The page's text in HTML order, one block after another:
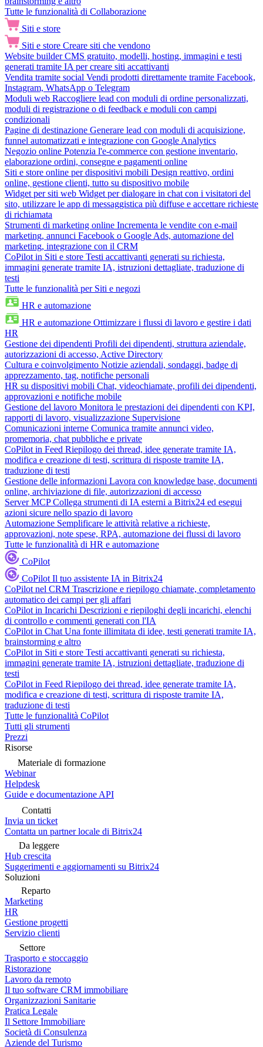
Tutte le funzionalità di Collaborazione
Siti e store
Siti e store Creare siti che vendono
Website builder CMS gratuito, modelli, hosting, immagini e testi
generati tramite IA per creare siti accattivanti
Vendita tramite social Vendi prodotti direttamente tramite Facebook,
Instagram, WhatsApp o Telegram
Moduli web Raccogliere lead con moduli di ordine personalizzati,
moduli di registrazione o di feedback e moduli con campi
condizionali
Pagine di destinazione Generare lead con moduli di acquisizione,
funnel automatizzati e integrazione con Google Analytics
Negozio online Potenzia l'e-commerce con gestione inventario,
elaborazione ordini, consegne e pagamenti online
Siti e store online per dispositivi mobili Design reattivo, ordini
online, gestione clienti, tutto su dispositivo mobile
Widget per siti web Widget per dialogare in chat con i visitatori del
sito, utilizzare le app di messaggistica più diffuse e accettare richieste
di richiamata
Strumenti di marketing online Incrementa le vendite con e-mail
marketing, annunci Facebook o Google Ads, automazione del
marketing, integrazione con il CRM
CoPilot in Siti e store Testi accattivanti generati su richiesta,
immagini generate tramite IA, istruzioni dettagliate, traduzione di
testi
Tutte le funzionalità per Siti e negozi
HR e automazione
HR e automazione Ottimizzare i flussi di lavoro e gestire i dati
HR
Gestione dei dipendenti Profili dei dipendenti, struttura aziendale,
autorizzazioni di accesso, Active Directory
Cultura e coinvolgimento Notizie aziendali, sondaggi, badge di
apprezzamento, tag, notifiche personali
HR su dispositivi mobili Chat, videochiamate, profili dei dipendenti,
approvazioni e notifiche mobile
Gestione del lavoro Monitora le prestazioni dei dipendenti con KPI,
rapporti di lavoro, visualizzazione Supervisione
Comunicazioni interne Comunica tramite annunci video,
promemoria, chat pubbliche e private
CoPilot in Feed Riepilogo dei thread, idee generate tramite IA,
modifica e creazione di testi, scrittura di risposte tramite IA,
traduzione di testi
Gestione delle informazioni Lavora con knowledge base, documenti
online, archiviazione di file, autorizzazioni di accesso
Server MCP Collega strumenti di IA esterni a Bitrix24 ed esegui
azioni sicure nello spazio di lavoro
Automazione Semplificare le attività relative a richieste,
approvazioni, note spese, RPA, automazione dei flussi di lavoro
Tutte le funzionalità di HR e automazione
CoPilot
CoPilot Il tuo assistente IA in Bitrix24
CoPilot nel CRM Trascrizione e riepilogo chiamate, completamento
automatico dei campi per gli affari
CoPilot in Incarichi Descrizioni e riepiloghi degli incarichi, elenchi
di controllo e commenti generati con l'IA
CoPilot in Chat Una fonte illimitata di idee, testi generati tramite IA,
brainstorming e altro
CoPilot in Siti e store Testi accattivanti generati su richiesta,
immagini generate tramite IA, istruzioni dettagliate, traduzione di
testi
CoPilot in Feed Riepilogo dei thread, idee generate tramite IA,
modifica e creazione di testi, scrittura di risposte tramite IA,
traduzione di testi
Tutte le funzionalità CoPilot
Tutti gli strumenti
Prezzi
Risorse
Materiale di formazione
Webinar
Helpdesk
Guide e documentazione API
Contatti
Invia un ticket
Contatta un partner locale di Bitrix24
Da leggere
Hub crescita
Suggerimenti e aggiornamenti su Bitrix24
Soluzioni
Reparto
Marketing
HR
Gestione progetti
Servizio clienti
Settore
Trasporto e stoccaggio
Ristorazione
Lavoro da remoto
Il tuo software CRM immobiliare
Organizzazioni Sanitarie
Pratica Legale
Il Settore Immobiliare
Società di Consulenza
Aziende del Turismo